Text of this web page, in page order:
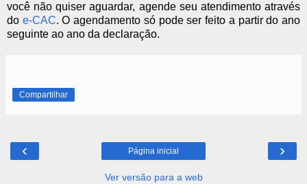
você não quiser aguardar, agende seu atendimento através
do e-CAC. O agendamento só pode ser feito a partir do ano
seguinte ao ano da declaração.
Compartilhar
‹ ›
Página inicial
Ver versão para a web